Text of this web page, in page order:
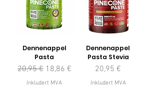
Dennenappel
Pasta
Vanlig pris
20,95 € Salgspris
18,86 €
Inkludert MVA
Dennenappel
Pasta Stevia
Pris
20,95 €
Inkludert MVA